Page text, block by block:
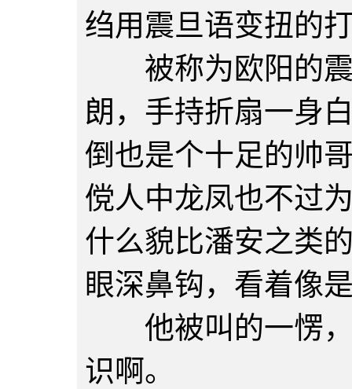
绉用震旦语变扭的
被称为欧阳的震
朗，手持折扇一身
倒也是个十足的帅
傥人中龙凤也不过
什么貌比潘安之类
眼深鼻钩，看着像
他被叫的一愣，
识啊。